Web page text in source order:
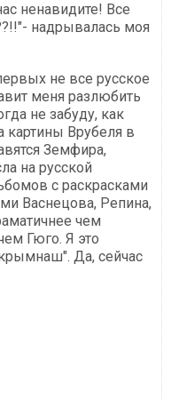
ненавидите! Все
надрывалась моя
не все русское
меня разлюбить
не забуду, как
картины Врубеля в
Земфира,
на русской
с раскрасками
Васнецова, Репина,
чем
Гюго. Я это
Да, сейчас